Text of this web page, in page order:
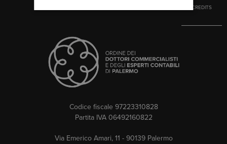
CREDITS
Codice fiscale 97223310828
Partita IVA 06492160822
Via Emerico Amari, 11 - 90139 Palermo